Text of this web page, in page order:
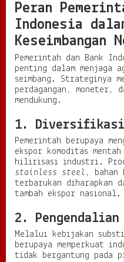
Peran
Indonesia
Keseimbangan
Pemerintah dan Bank
penting dalam menjaga
seimbang. Strateginya
perdagangan, moneter,
mendukung.
1. Diversifikasi
Pemerintah berupaya
ekspor komoditas mentah
hilirisasi industri.
stainless steel ,
terbarukan diharapkan
tambah ekspor nasional.
2. Pengendalian
Melalui kebijakan
berupaya memperkuat
tidak bergantung pada